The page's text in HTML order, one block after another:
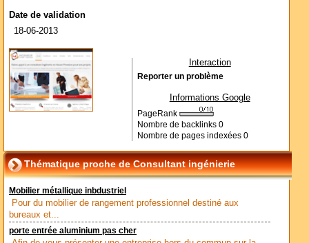
Date de validation
18-06-2013
Interaction
Reporter un problème
Informations Google
PageRank
Nombre de backlinks 0
Nombre de pages indexées 0
Thématique proche de Consultant ingénierie
Mobilier métallique inbdustriel
Pour du mobilier de rangement professionnel destiné aux
bureaux et...
porte entrée aluminium pas cher